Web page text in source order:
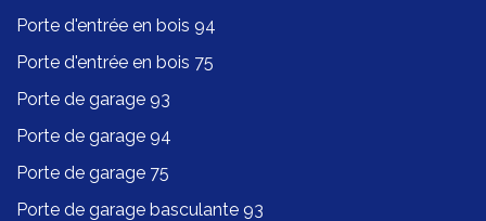
Porte d'entrée en bois 94
Porte d'entrée en bois 75
Porte de garage 93
Porte de garage 94
Porte de garage 75
Porte de garage basculante 93